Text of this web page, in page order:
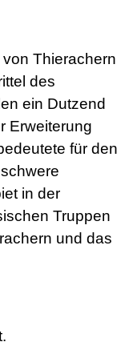
Thierachern
des
ein Dutzend
Erweiterung
für den
in der
Truppen
und das